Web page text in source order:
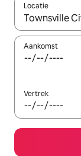
Locatie
Wanneer er
Aankomst
Vertrek